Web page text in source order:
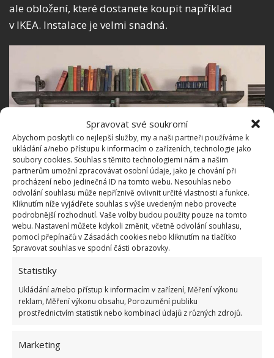
Spravovat své soukromí
Abychom poskytli co nejlepší služby, my a naši partneři používáme k
ukládání a/nebo přístupu k informacím o zařízeních, technologie jako
soubory cookies. Souhlas s těmito technologiemi nám a našim
partnerům umožní zpracovávat osobní údaje, jako je chování při
procházení nebo jedinečná ID na tomto webu. Nesouhlas nebo
odvolání souhlasu může nepříznivě ovlivnit určité vlastnosti a funkce.
Kliknutím níže vyjádřete souhlas s výše uvedeným nebo proveďte
podrobnější rozhodnutí. Vaše volby budou použity pouze na tomto
webu. Nastavení můžete kdykoli změnit, včetně odvolání souhlasu,
pomocí přepínačů v Zásadách cookies nebo kliknutím na tlačítko
Spravovat souhlas ve spodní části obrazovky.
Statistiky
Ukládání a/nebo přístup k informacím v zařízení, Měření výkonu
reklam, Měření výkonu obsahu, Porozumění publiku
prostřednictvím statistik nebo kombinací údajů z různých zdrojů.
Marketing
ale obložení, které dostanete koupit například
v IKEA. Instalace je velmi snadná.